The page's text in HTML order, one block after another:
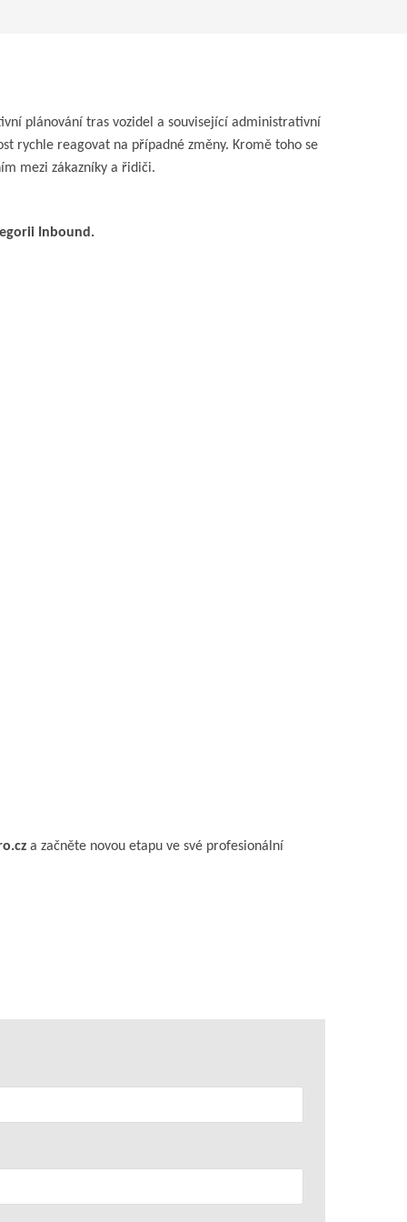
plánování tras vozidel a související administrativní
rychle reagovat na případné změny. Kromě toho se
mezi zákazníky a řidiči.
Inbound.
a začněte novou etapu ve své profesionální